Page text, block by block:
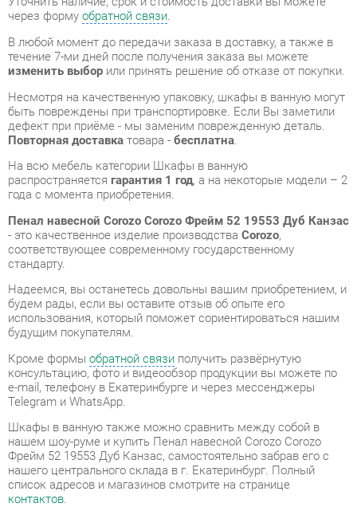
Несмотря на качественную упаковку, шкафы в ванную могут
быть повреждены при транспортировке. Если Вы заметили
дефект при приёме - мы заменим поврежденную деталь.
Повторная доставка товара -бесплатна .
На всю мебель категории Шкафы в ванную
года с момента приобретения.
Пенал навесной Corozo Corozo Фрейм 52 19553 Дуб Канзас
- это качественное изделие производстваCorozo
стандарту.
Надеемся, вы останетесь довольны вашим приобретением, и
использования, который поможет сориентироваться нашим
будущим покупателям.
Кроме формы
обратной связи
получить развёрнутую
консультацию, фото и видеообзор продукции вы можете по
e-mail, телефону в Екатеринбурге и через мессенджеры
Telegram и WhatsApp.
Шкафы в ванную также можно сравнить между собой в
нашем шоу-руме и купить Пенал навесной Corozo Corozo
Фрейм 52 19553 Дуб Канзас, самостоятельно забрав его с
нашего центрального склада в г. Екатеринбург. Полный
список адресов и магазинов смотрите на странице
контактов.
Материал Лдсп
Цвет
Дуб канзас
Ширина, мм
540